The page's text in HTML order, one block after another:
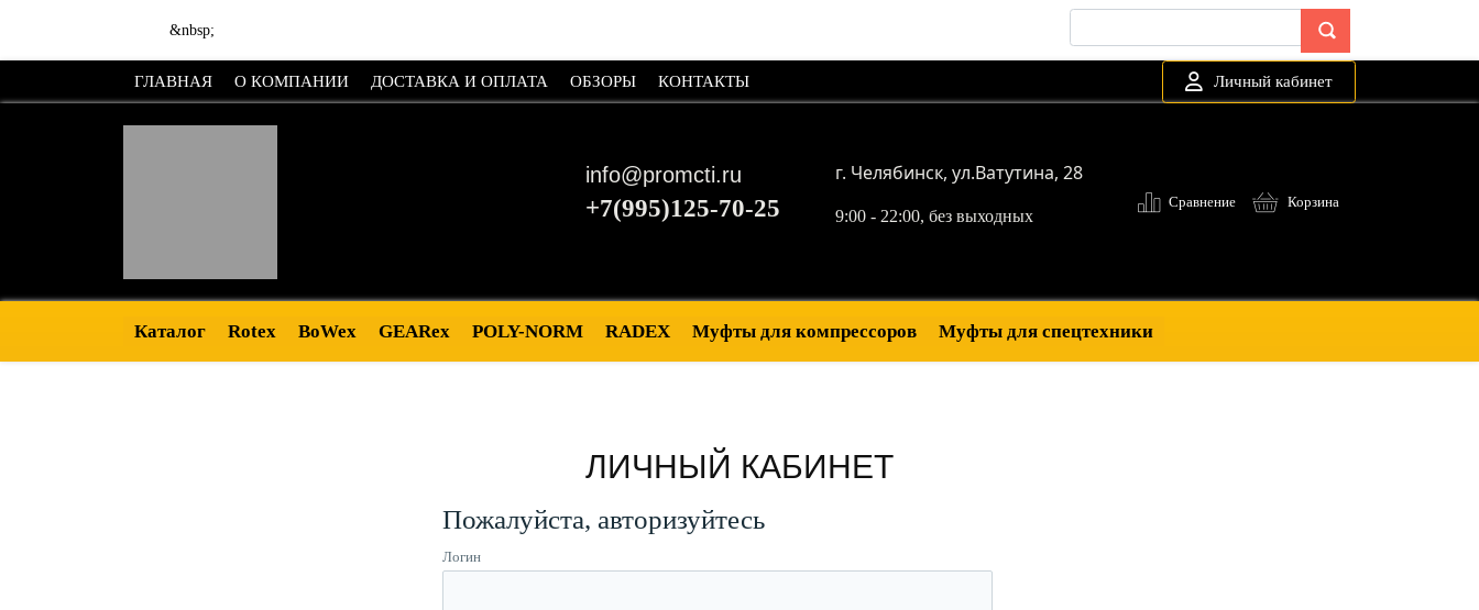
&nbsp;
ГЛАВНАЯ О КОМПАНИИ ДОСТАВКА И ОПЛАТА ОБЗОРЫ КОНТАКТЫ Личный кабинет
info@promcti.ru
+7(995)125-70-25
г. Челябинск, ул.Ватутина, 28
9:00 - 22:00, без выходных
Сравнение Корзина
Каталог Rotex BoWex GEARex POLY-NORM RADEX Муфты для компрессоров Муфты для спецтехники
ЛИЧНЫЙ КАБИНЕТ
Пожалуйста, авторизуйтесь
Логин